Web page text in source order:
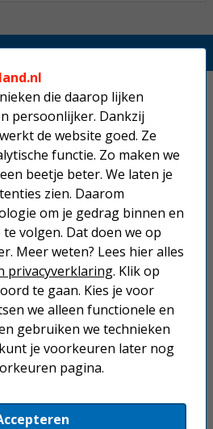
die daarop lijken
persoonlijker. Dankzij
de website goed. Ze
functie. Zo maken we
beetje beter. We laten je
zien. Daarom
om je gedrag binnen en
volgen. Dat doen we op
Meer weten? Lees hier alles
privacyverklaring. Klik op
te gaan. Kies je voor
we alleen functionele en
gebruiken we technieken
je voorkeuren later nog
pagina.